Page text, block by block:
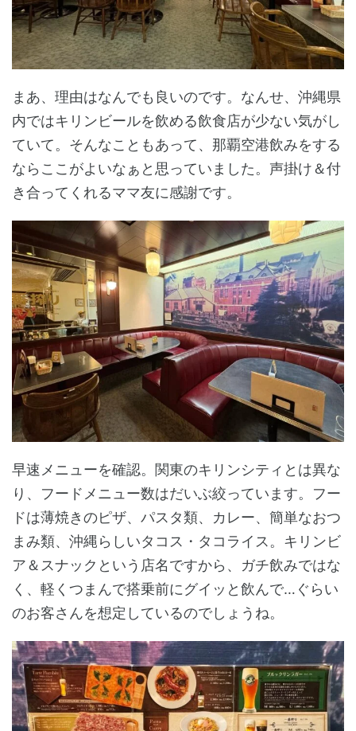
まあ、理由はなんでも良いのです。なんせ、沖縄県
内ではキリンビールを飲める飲食店が少ない気がし
ていて。そんなこともあって、那覇空港飲みをする
ならここがよいなぁと思っていました。声掛け＆付
き合ってくれるママ友に感謝です。
早速メニューを確認。関東のキリンシティとは異な
り、フードメニュー数はだいぶ絞っています。フー
ドは薄焼きのピザ、パスタ類、カレー、簡単なおつ
まみ類、沖縄らしいタコス・タコライス。キリンビ
ア＆スナックという店名ですから、ガチ飲みではな
く、軽くつまんで搭乗前にグイッと飲んで…ぐらい
のお客さんを想定しているのでしょうね。